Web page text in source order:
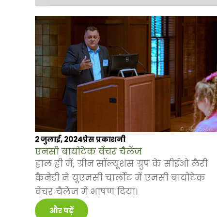
2 जुलाई, 2024प्रेस प्रकाशनी
एनसी बायोटेक वेंचर चैलेंज
हाल ही में, ग्रीन सॉल्यूशंस ग्रुप के सीईओ लैरी
कैनेडी ने यूएनसी चार्लोट में एनसी बायोटेक
वेंचर चैलेंज में भाषण दिया।
और पढ़ें